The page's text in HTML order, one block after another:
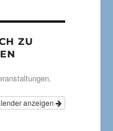
ZU
anzeigen